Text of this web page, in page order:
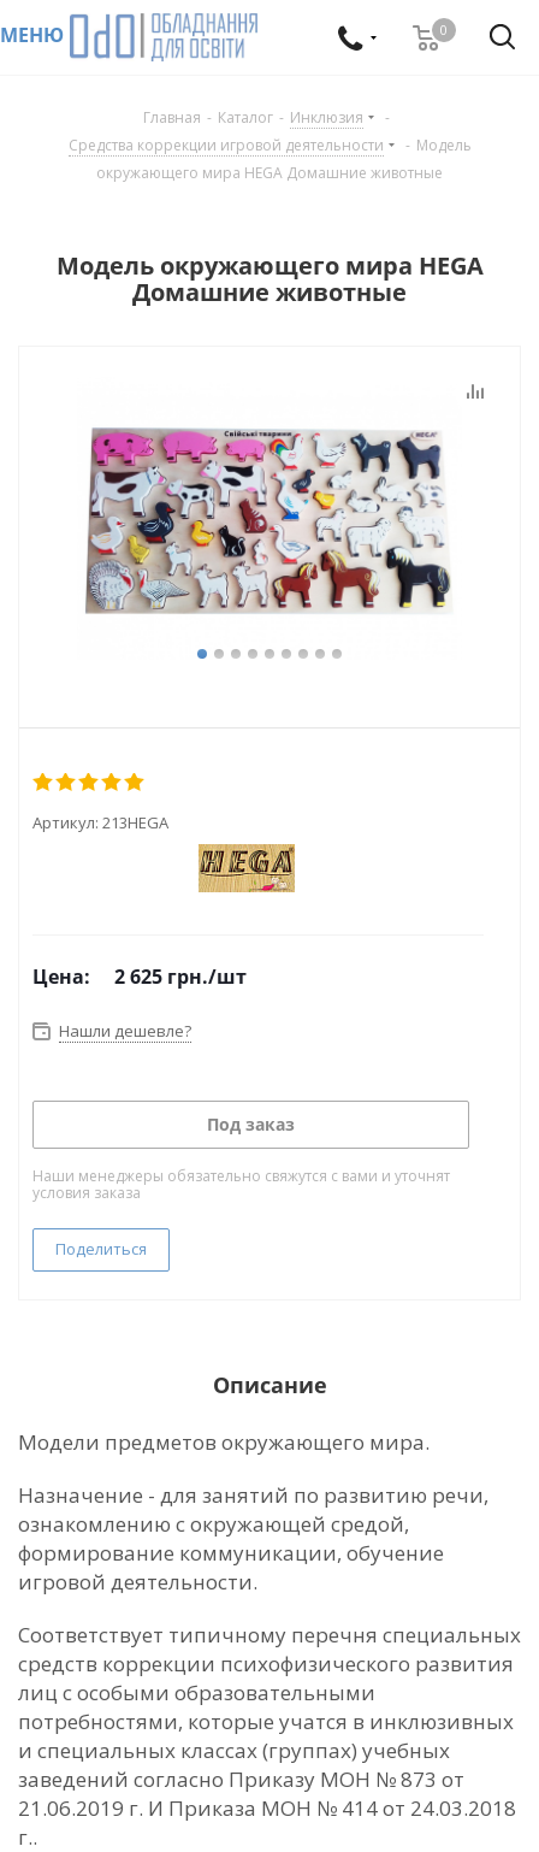
МЕНЮ 0
Главная - Каталог - Инклюзия
-
Средства коррекции игровой деятельности
- Модель
окружающего мира HEGA Домашние животные
Модель окружающего мира HEGA
Домашние животные
Артикул: 213HEGA
Цена: 2 625 грн./шт
Нашли дешевле?
Под заказ
Наши менеджеры обязательно свяжутся с вами и уточнят
условия заказа
Поделиться
Описание
Модели предметов окружающего мира.
Назначение - для занятий по развитию речи,
ознакомлению с окружающей средой,
формирование коммуникации, обучение
игровой деятельности.
Соответствует типичному перечня специальных
средств коррекции психофизического развития
лиц с особыми образовательными
потребностями, которые учатся в инклюзивных
и специальных классах (группах) учебных
заведений согласно Приказу МОН № 873 от
21.06.2019 г. И Приказа МОН № 414 от 24.03.2018
г..